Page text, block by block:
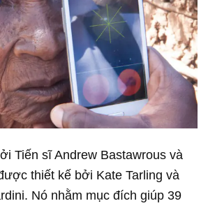
Tiến sĩ Andrew Bastawrous và
thiết kế bởi Kate Tarling và
Nó nhằm mục đích giúp 39